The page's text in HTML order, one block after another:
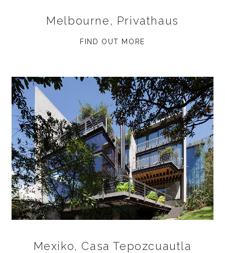
Melbourne, Privathaus
FIND OUT MORE
Mexiko, Casa Tepozcuautla